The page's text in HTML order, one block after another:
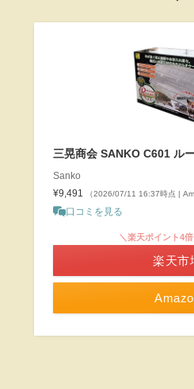
三晃商会 SANKO C601 ル
Sanko
¥9,491
（2026/07/11 16:37時点 |
口コミを見る
＼楽天ポイント4
楽天市